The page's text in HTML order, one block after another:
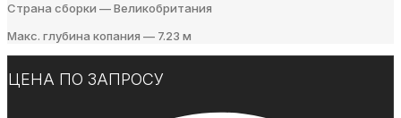
Страна сборки — Великобритания
Макс. глубина копания — 7.23 м
ЦЕНА ПО ЗАПРОСУ